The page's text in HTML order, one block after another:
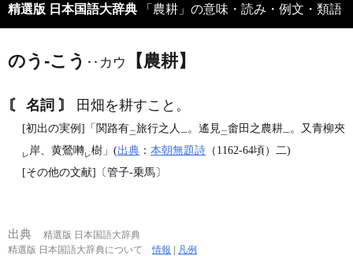
精選版 日本国語大辞典 「農耕」の意味・読み・例文・類語
のう‐こう ‥カウ 【農耕】
〘 名詞 〙 田畑を耕すこと。
[初出の実例]「関路有二旅行之人 一 。遙見 二畬田之農耕一 。又青柳夾
レ 岸、黄鶯囀レ樹」(出典 ： 本朝無題詩 （1162‐64頃）二)
[その他の文献]〔管子‐乗馬〕
出典
精選版 日本国語大辞典
精選版 日本国語大辞典について情報 | 凡例